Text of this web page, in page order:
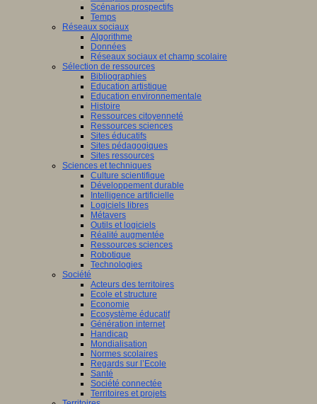
Scénarios prospectifs
Temps
Réseaux sociaux
Algorithme
Données
Réseaux sociaux et champ scolaire
Sélection de ressources
Bibliographies
Education artistique
Education environnementale
Histoire
Ressources citoyenneté
Ressources sciences
Sites éducatifs
Sites pédagogiques
Sites ressources
Sciences et techniques
Culture scientifique
Développement durable
Intelligence artificielle
Logiciels libres
Métavers
Outils et logiciels
Réalité augmentée
Ressources sciences
Robotique
Technologies
Société
Acteurs des territoires
Ecole et structure
Economie
Ecosystème éducatif
Génération internet
Handicap
Mondialisation
Normes scolaires
Regards sur l’Ecole
Santé
Société connectée
Territoires et projets